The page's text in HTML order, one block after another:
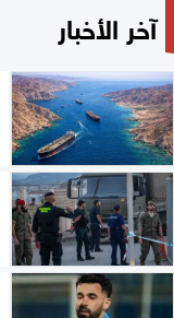
آخر الأخبار